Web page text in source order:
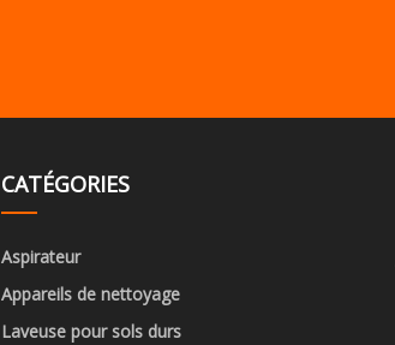
CATÉGORIES
Aspirateur
Appareils de nettoyage
Laveuse pour sols durs